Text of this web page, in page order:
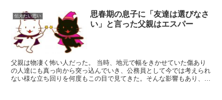
伝えたい思い
思春期の息子に「友達は選びなさ
い」と言った父親はエスパー
父親は物凄く怖い人だった。 当時、地元で幅をきかせていた傷あり
の人達にも真っ向から突っ込んでいき、公務員として今では考えられ
ない様な立ち回りを何度もこの目で見てきた。そんな影響もあり、思